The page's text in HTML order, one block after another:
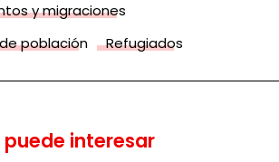
y migraciones
población
Refugiados
interesar